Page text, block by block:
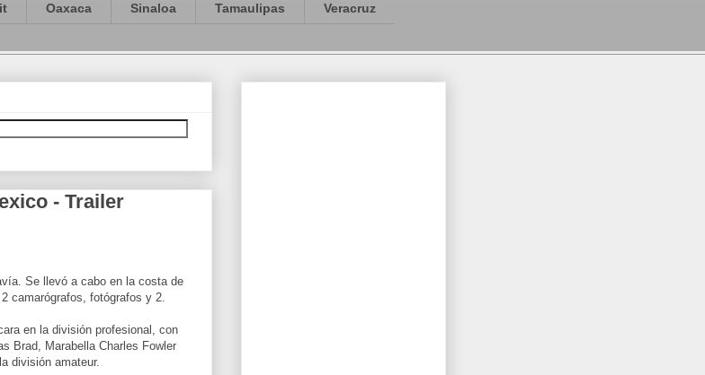
Oaxaca Sinaloa Tamaulipas Veracruz
- Trailer
Se llevó a cabo en la costa de
camarógrafos, fotógrafos y 2.
en la división profesional, con
Brad, Marabella Charles Fowler
división amateur.